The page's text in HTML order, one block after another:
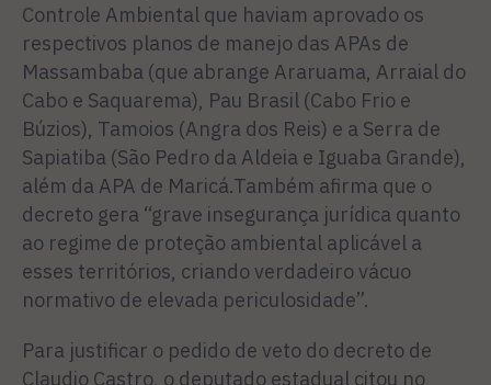
Controle Ambiental que haviam aprovado os
respectivos planos de manejo das APAs de
Massambaba (que abrange Araruama, Arraial do
Cabo e Saquarema), Pau Brasil (Cabo Frio e
Búzios), Tamoios (Angra dos Reis) e a Serra de
Sapiatiba (São Pedro da Aldeia e Iguaba Grande),
além da APA de Maricá.Também afirma que o
decreto gera “grave insegurança jurídica quanto
ao regime de proteção ambiental aplicável a
esses territórios, criando verdadeiro vácuo
normativo de elevada periculosidade”.
Para justificar o pedido de veto do decreto de
Claudio Castro, o deputado estadual citou no